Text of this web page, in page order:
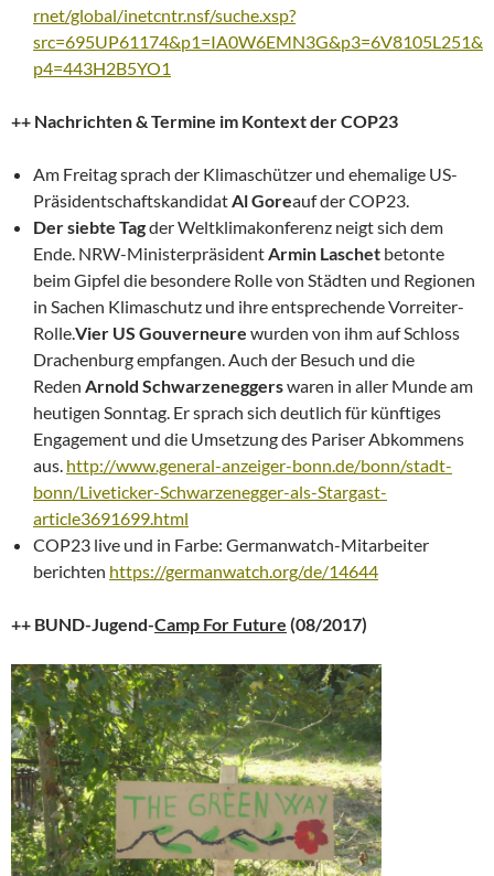
rnet/global/inetcntr.nsf/suche.xsp?
src=695UP61174&p1=IA0W6EMN3G&p3=6V8105L251&
p4=443H2B5YO1
++ Nachrichten & Termine im Kontext der COP23
Am Freitag sprach der Klimaschützer und ehemalige US-
PräsidentschaftskandidatAl Goreauf der COP23.
Der siebte Tagder Weltklimakonferenz neigt sich dem
Ende. NRW-MinisterpräsidentArmin Laschet betonte
beim Gipfel die besondere Rolle von Städten und Regionen
in Sachen Klimaschutz und ihre entsprechende Vorreiter-
Rolle.Vier US Gouverneure wurden von ihm auf Schloss
Drachenburg empfangen. Auch der Besuch und die
Reden Arnold Schwarzeneggerswaren in aller Munde am
heutigen Sonntag. Er sprach sich deutlich für künftiges
Engagement und die Umsetzung des Pariser Abkommens
aus. http://www.general-anzeiger-bonn.de/bonn/stadt-
bonn/Liveticker-Schwarzenegger-als-Stargast-
article3691699.html
COP23 live und in Farbe: Germanwatch-Mitarbeiter
berichten https://germanwatch.org/de/14644
++ BUND-Jugend-Camp For Future (08/2017)